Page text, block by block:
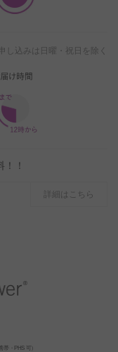
し込みは日曜・祝日を除く
！
詳細はこちら
帯・PHS 可）